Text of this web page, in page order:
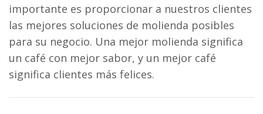
importante es proporcionar a nuestros clientes
las mejores soluciones de molienda posibles
para su negocio. Una mejor molienda significa
un café con mejor sabor, y un mejor café
significa clientes más felices.